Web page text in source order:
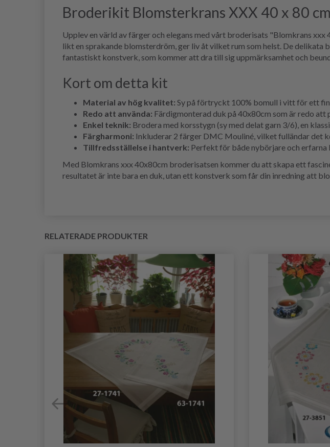
Broderikit Blomsterkrans XXX 40 x 80 cm
Upplev en värld av färger och elegans med vårt broderisats "Blomkrans
likt en sprakande blomsterdröm, ger liv åt vilket rum som helst. De
fantastiskt konstverk, som kommer att dra till sig uppmärksamhet och
Kort om detta kit
Material av hög kvalitet: Sy på förtryckt 100% bomull i vitt för ett
Redo att använda: Färdigmonterad duk på 40x80cm som är redo att
Enkel teknik: Brodera med korsstygn (sy med delat garn 3/6), en
Färgharmoni: Inkluderar 2 färger DMC Mouliné, vilket fulländar det
Tillfredsställelse i hantverk: Perfekt för både nybörjare och
Med Blomkrans xxx 40x80cm broderisatsen kommer du att skapa ett
resultatet är inte bara en duk, utan ett konstverk som får din inredning att
RELATERADE PRODUKTER